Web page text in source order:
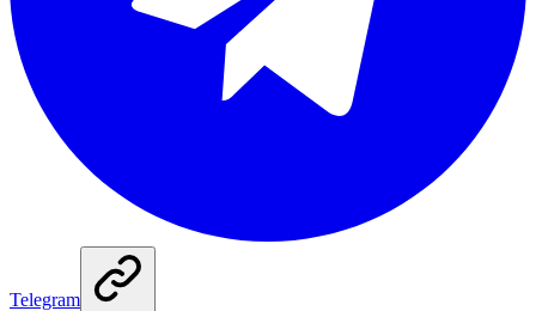
Telegram